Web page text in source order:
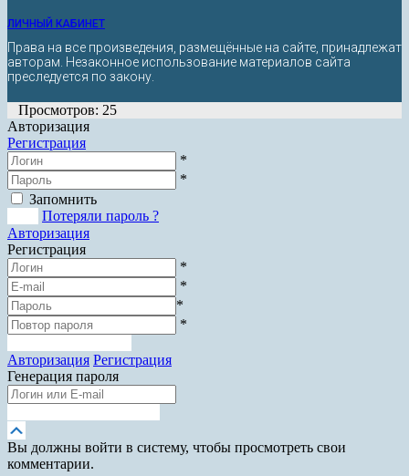
ЛИЧНЫЙ КАБИНЕТ
Права на все произведения, размещённые на сайте, принадлежат
авторам. Незаконное использование материалов сайта
преследуется по закону.
Просмотров: 25
Авторизация
Регистрация
*
*
Запомнить
Потеряли пароль ?
Авторизация
Регистрация
*
*
*
*
Авторизация Регистрация
Генерация пароля
вверх
Вы должны войти в систему, чтобы просмотреть свои
комментарии.